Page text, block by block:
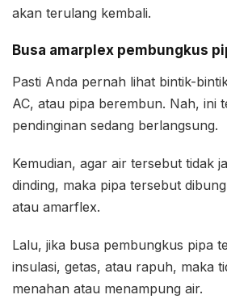
akan terulang kembali.
Busa amarplex pembungkus
Pasti Anda pernah lihat bintik-
AC, atau pipa berembun. Nah, ini
pendinginan sedang berlangsung.
Kemudian, agar air tersebut tidak
dinding, maka pipa tersebut
atau amarflex.
Lalu, jika busa pembungkus pipa
insulasi, getas, atau rapuh, maka
menahan atau menampung air.